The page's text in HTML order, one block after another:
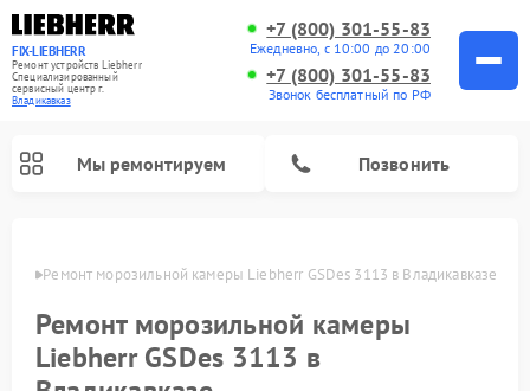
FIX-LIEBHERR
Ремонт устройств Liebherr
Специализированный
cервисный центр г.
Владикавказ
+7 (800) 301-55-83
Ежедневно, с 10:00 до 20:00
+7 (800) 301-55-83
Звонок бесплатный по РФ
Мы ремонтируем Позвонить
Ремонт морозильной камеры Liebherr GSDes 3113 в Владикавказе
Ремонт морозильной камеры
Liebherr GSDes 3113 в